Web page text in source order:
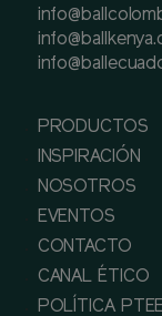
PRODUCTOS
INSPIRACIÓN
NOSOTROS
EVENTOS
CONTACTO
CANAL ÉTICO
POLÍTICA PTEE